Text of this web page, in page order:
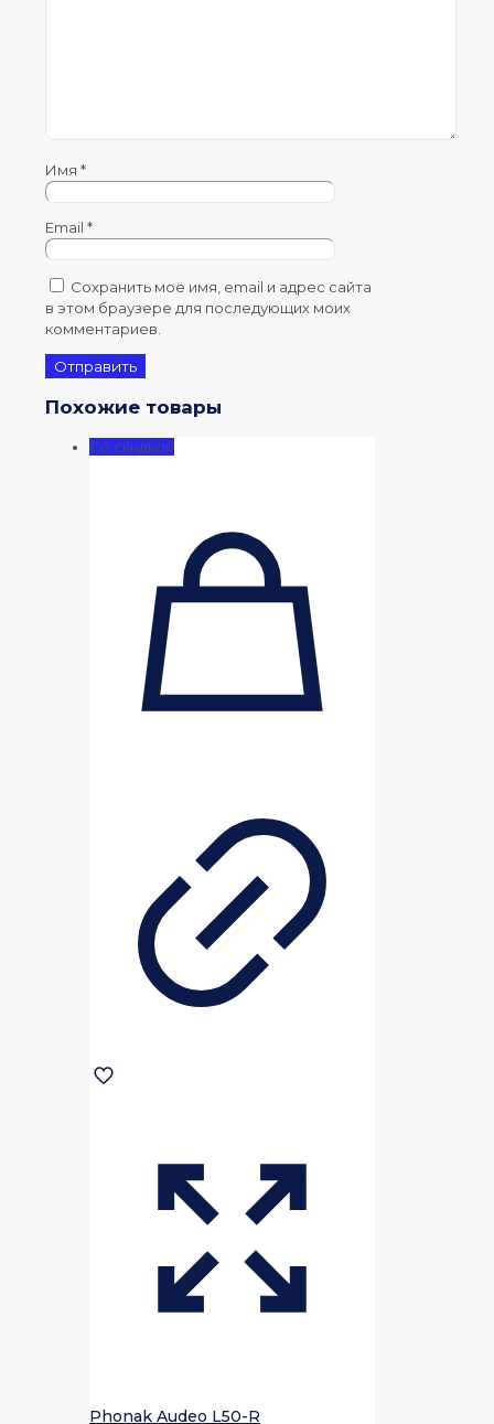
Имя *
Email *
Сохранить моё имя, email и адрес сайта
в этом браузере для последующих моих
комментариев.
Похожие товары
Со скидкой
Phonak Audeo L50-R